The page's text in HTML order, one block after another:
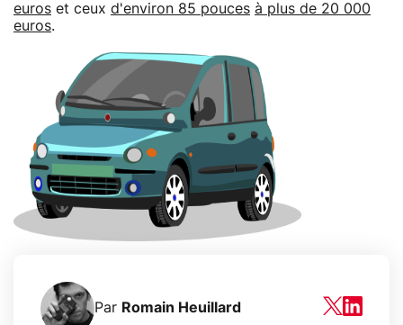
euros et ceux d'environ 85 pouces à plus de 20 000
euros.
Par Romain Heuillard